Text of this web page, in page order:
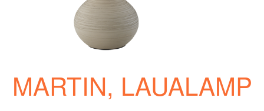
MARTIN, LAUALAMP